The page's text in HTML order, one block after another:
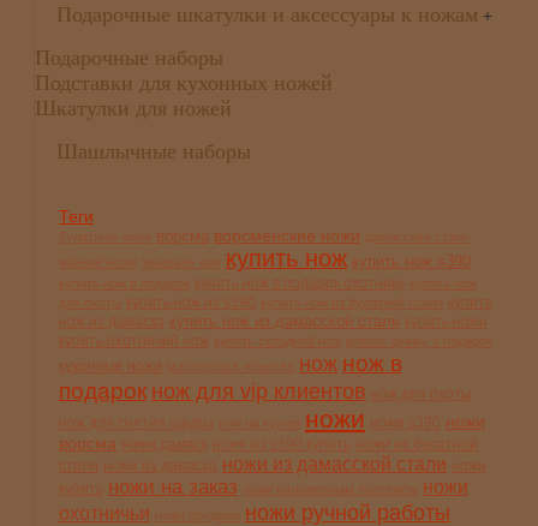
Подарочные шкатулки и аксессуары к ножам +
Подарочные наборы
Подставки для кухонных ножей
Шкатулки для ножей
Шашлычные наборы
Теги
ворсма ворсменские ножи
купить нож купить нож s390
купить нож из дамасской стали
купить охотничий нож
кухонные ножи нож нож в
подарок нож для vip клиентов нож для охоты
ножи
ножи
ворсма
ножи дамаск
ножи из булатной
стали
ножи из дамасской стали
ножи
купить
ножи на заказ
ножи
охотничьи
ножи ручной работы